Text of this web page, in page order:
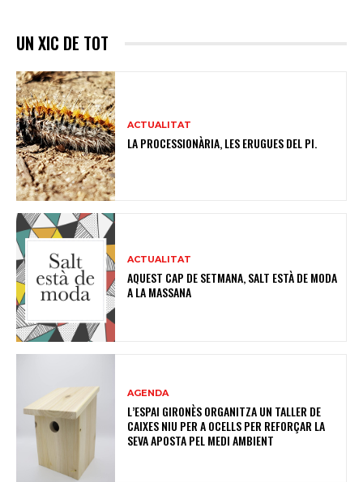
UN XIC DE TOT
ACTUALITAT
LA PROCESSIONÀRIA, LES ERUGUES DEL PI.
ACTUALITAT
AQUEST CAP DE SETMANA, SALT ESTÀ DE MODA
A LA MASSANA
AGENDA
L’ESPAI GIRONÈS ORGANITZA UN TALLER DE
CAIXES NIU PER A OCELLS PER REFORÇAR LA
SEVA APOSTA PEL MEDI AMBIENT